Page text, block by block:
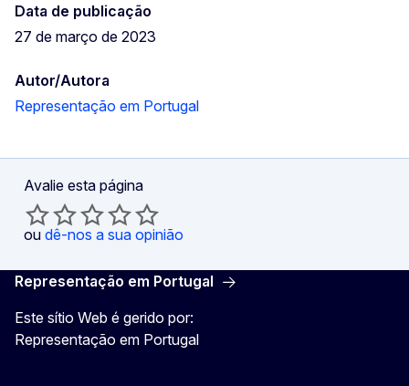
Data de publicação
27 de março de 2023
Autor/Autora
Representação em Portugal
Avalie esta página
ou dê-nos a sua opinião
Representação em Portugal
Este sítio Web é gerido por:
Representação em Portugal